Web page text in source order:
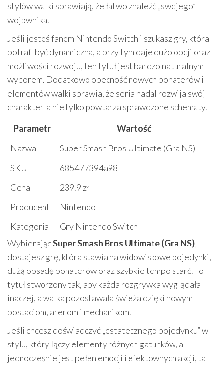
stylów walki sprawiają, że łatwo znaleźć „swojego”
wojownika.
Jeśli jesteś fanem Nintendo Switch i szukasz gry, która
potrafi być dynamiczna, a przy tym daje dużo opcji oraz
możliwości rozwoju, ten tytuł jest bardzo naturalnym
wyborem. Dodatkowo obecność nowych bohaterów i
elementów walki sprawia, że seria nadal rozwija swój
charakter, a nie tylko powtarza sprawdzone schematy.
Parametr
Wartość
Nazwa
Super Smash Bros Ultimate (Gra NS)
SKU
685477394a98
Cena
239.9 zł
Producent
Nintendo
Kategoria
Gry Nintendo Switch
WybierającSuper Smash Bros Ultimate (Gra NS),
dostajesz grę, która stawia na widowiskowe pojedynki,
dużą obsadę bohaterów oraz szybkie tempo starć. To
tytuł stworzony tak, aby każda rozgrywka wyglądała
inaczej, a walka pozostawała świeża dzięki nowym
postaciom, arenom i mechanikom.
Jeśli chcesz doświadczyć „ostatecznego pojedynku” w
stylu, który łączy elementy różnych gatunków, a
jednocześnie jest pełen emocji i efektownych akcji, ta